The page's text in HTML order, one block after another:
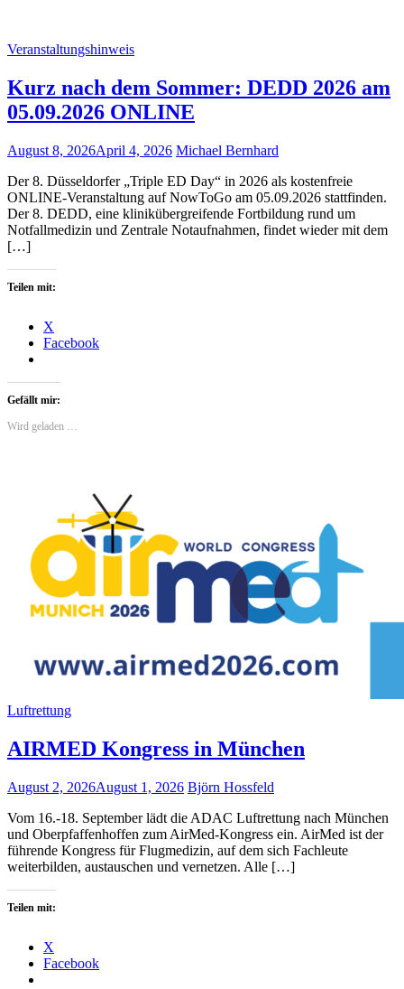
Veranstaltungshinweis
Kurz nach dem Sommer: DEDD 2026 am
05.09.2026 ONLINE
August 8, 2026April 4, 2026 Michael Bernhard
Der 8. Düsseldorfer „Triple ED Day“ in 2026 als kostenfreie
ONLINE-Veranstaltung auf NowToGo am 05.09.2026 stattfinden.
Der 8. DEDD, eine klinikübergreifende Fortbildung rund um
Notfallmedizin und Zentrale Notaufnahmen, findet wieder mit dem
[…]
Teilen mit:
X
Facebook
Gefällt mir:
Wird geladen …
Luftrettung
AIRMED Kongress in München
August 2, 2026August 1, 2026 Björn Hossfeld
Vom 16.-18. September lädt die ADAC Luftrettung nach München
und Oberpfaffenhoffen zum AirMed-Kongress ein. AirMed ist der
führende Kongress für Flugmedizin, auf dem sich Fachleute
weiterbilden, austauschen und vernetzen. Alle […]
Teilen mit:
X
Facebook